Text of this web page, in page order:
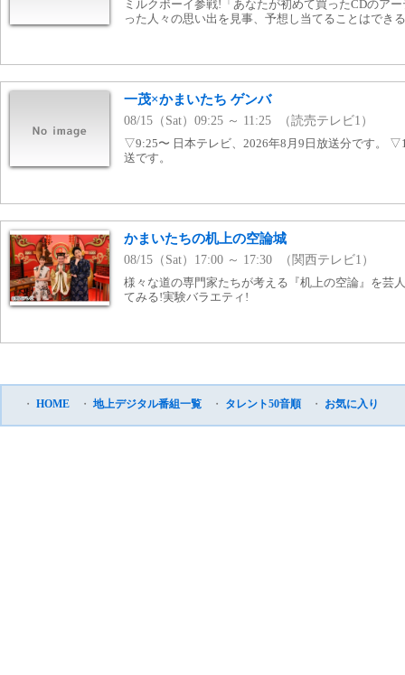
ミルクボーイ参戦!「あなたが初めて買ったCDのア
った人々の思い出を見事、予想し当てることはでき
一茂×かまいたち ゲンバ
08/15（Sat）09:25 ～ 11:25 （読売テレビ1）
▽9:25〜 日本テレビ、2026年8月9日放送分です。
送です。
かまいたちの机上の空論城
08/15（Sat）17:00 ～ 17:30 （関西テレビ1）
様々な道の専門家たちが考える『机上の空論』を芸
てみる!実験バラエティ!
・ HOME ・ 地上デジタル番組一覧 ・ タレント50音順 ・ お気に入り